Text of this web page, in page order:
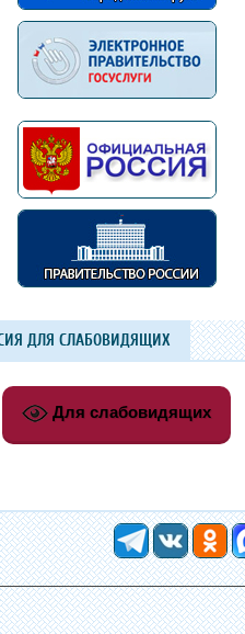
ДЛЯ СЛАБОВИДЯЩИХ
Для слабовидящих